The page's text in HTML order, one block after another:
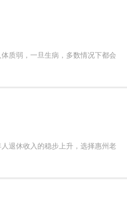
质弱，一旦生病，多数情况下都会
退休收入的稳步上升，选择惠州老